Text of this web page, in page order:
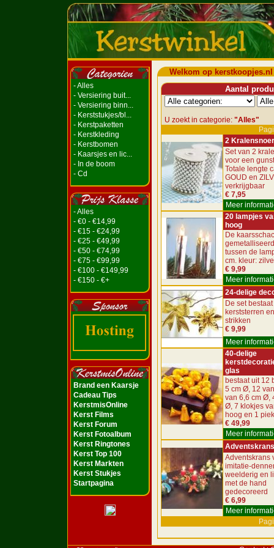
- Alles
- Versiering buit...
- Versiering binn...
- Kerststukjes/bl...
- Kerstpaketten
- Kerstkleding
- Kerstbomen
- Kaarsjes en lic...
- In de boom
- Cd
- Alles
- €0 - €14,99
- €15 - €24,99
- €25 - €49,99
- €50 - €74,99
- €75 - €99,99
- €100 - €149,99
- €150 - €+
Brand een Kaarsje
Cadeau Tips
KerstmisOnline
Kerst Films
Kerst Forum
Kerst Fotoalbum
Kerst Ringtones
Kerst Top 100
Kerst Markten
Kerst Stukjes
Startpagina
Welkom op kerstkoopjes.nl
Aantal
U zoekt in categorie: "Alles"
2
Set van 2
voor een
Totale lengte
GOUD en
verkrijgbaar
€ 7,95
Meer
20 lampjes
hoog
De
tussen de
cm. kleur:
€ 9,99
Meer
24-delige
De set
kerststerren
strikken
€ 9,99
Meer
40-delige
glas
bestaat uit 12
5 cm Ø, 12
van 6,6 cm Ø,
Ø, 7 klokjes
hoog en 1
€ 49,99
Meer
Adventskrans
Adventskrans
imitatie-
weelderig en
met de hand
gedecoreerd
€ 6,99
Meer